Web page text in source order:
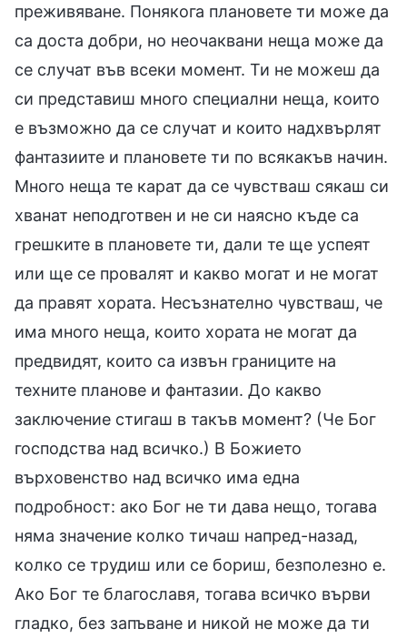
преживяване. Понякога плановете ти може да
са доста добри, но неочаквани неща може да
се случат във всеки момент. Ти не можеш да
си представиш много специални неща, които
е възможно да се случат и които надхвърлят
фантазиите и плановете ти по всякакъв начин.
Много неща те карат да се чувстваш сякаш си
хванат неподготвен и не си наясно къде са
грешките в плановете ти, дали те ще успеят
или ще се провалят и какво могат и не могат
да правят хората. Несъзнателно чувстваш, че
има много неща, които хората не могат да
предвидят, които са извън границите на
техните планове и фантазии. До какво
заключение стигаш в такъв момент? (Че Бог
господства над всичко.) В Божието
върховенство над всичко има една
подробност: ако Бог не ти дава нещо, тогава
няма значение колко тичаш напред-назад,
колко се трудиш или се бориш, безполезно е.
Ако Бог те благославя, тогава всичко върви
гладко, без запъване и никой не може да ти